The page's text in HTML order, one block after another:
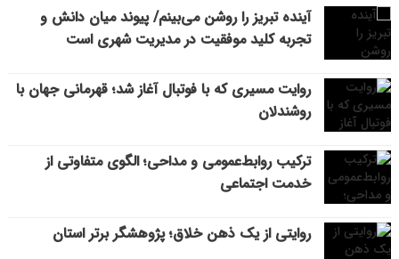
آینده تبریز را روشن می‌بینم/ پیوند میان دانش و
تجربه کلید موفقیت در مدیریت شهری است
روایت مسیری که با فوتبال آغاز شد؛ قهرمانی جهان با
روشندلان
ترکیب روابط‌عمومی و مداحی؛ الگوی متفاوتی از
خدمت اجتماعی
روایتی از یک ذهن خلاق؛ پژوهشگر برتر استان